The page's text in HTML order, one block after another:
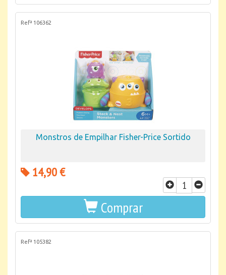
Refª 106362
Monstros de Empilhar Fisher-Price Sortido
14,90 €
Comprar
Refª 105382